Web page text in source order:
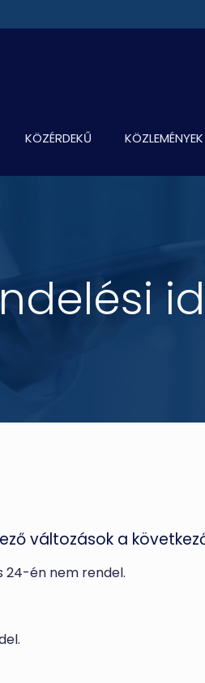
KÖZÉRDEKŰ KÖZLEMÉNYEK
változások a
24-én nem rendel.